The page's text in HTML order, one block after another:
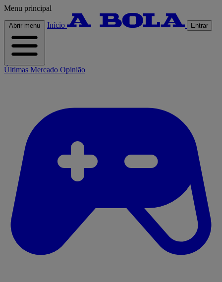
Menu principal
Abrir menu Início Entrar
Últimas Mercado Opinião